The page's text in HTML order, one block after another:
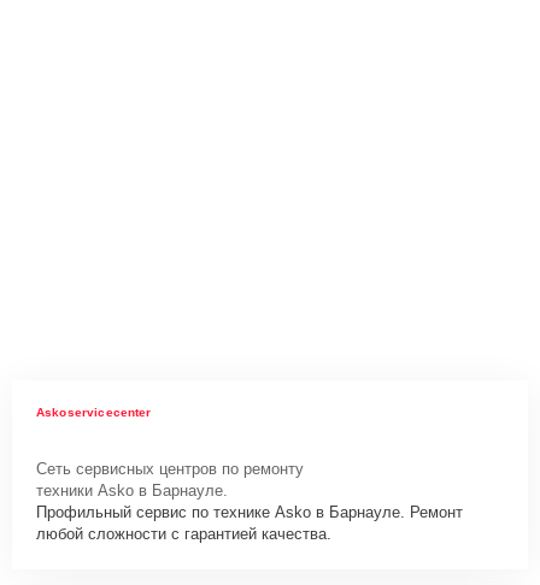
Askoservicecenter
Сеть сервисных центров по ремонту
техники Asko в Барнауле.
Профильный сервис по технике Asko в Барнауле. Ремонт
любой сложности с гарантией качества.